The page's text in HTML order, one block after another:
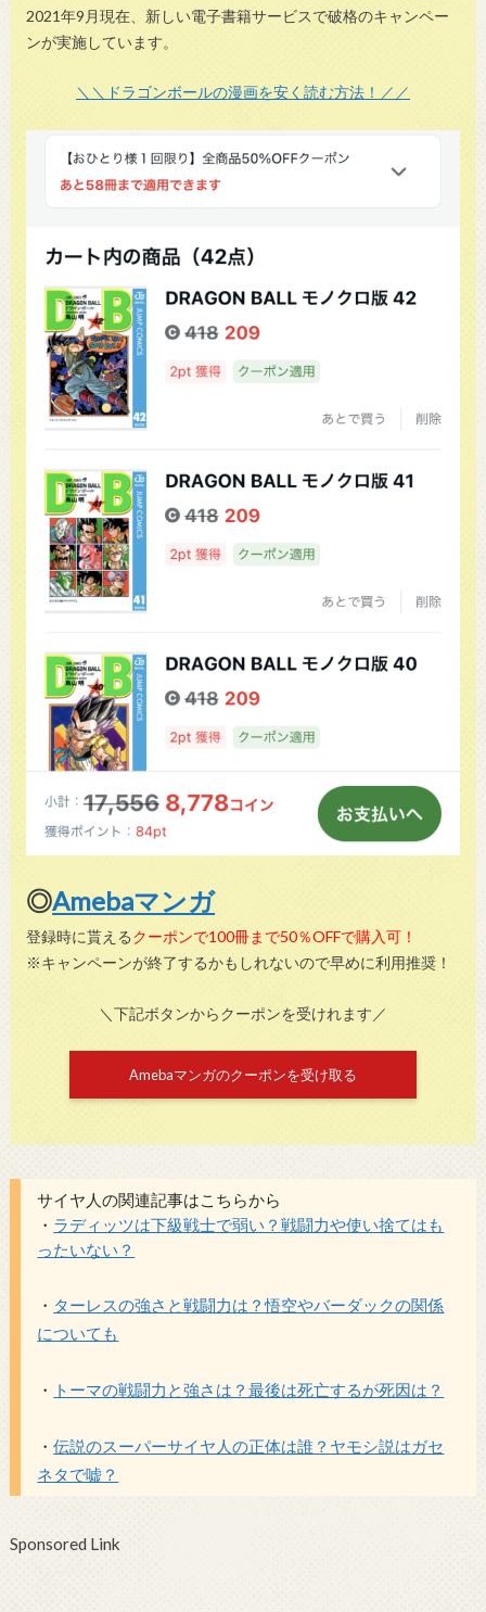
2021年9月現在、新しい電子書籍サービスで破格のキャンペー
ンが実施しています。
＼＼ドラゴンボールの漫画を安く読む方法！／／
◎Amebaマンガ
登録時に貰えるクーポンで100冊まで50％OFFで購入可！
※キャンペーンが終了するかもしれないので早めに利用推奨！
＼下記ボタンからクーポンを受けれます／
Amebaマンガのクーポンを受け取る
サイヤ人の関連記事はこちらから
・ ラディッツは下級戦士で弱い？戦闘力や使い捨てはも
ったいない？
・ ターレスの強さと戦闘力は？悟空やバーダックの関係
についても
・ トーマの戦闘力と強さは？最後は死亡するが死因は？
・伝説のスーパーサイヤ人の正体は誰？ヤモシ説はガセ
ネタで嘘？
Sponsored Link